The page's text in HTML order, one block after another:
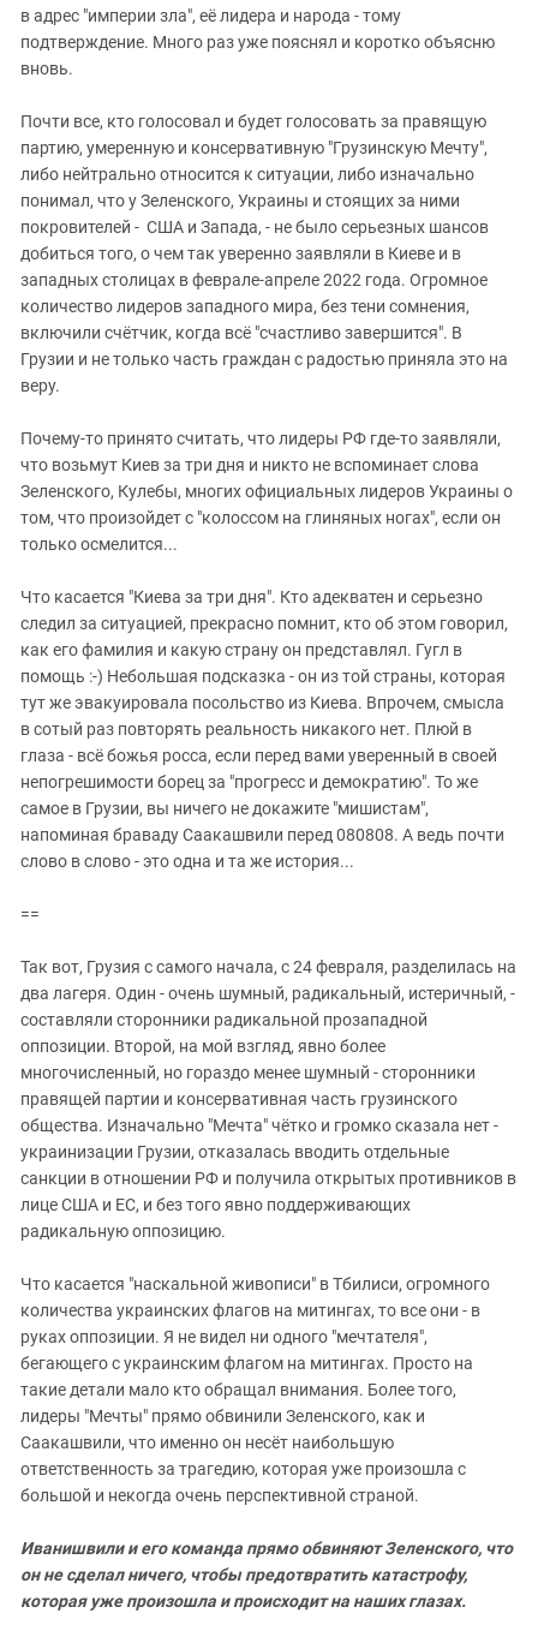
в адрес "империи зла", её лидера и народа - тому
подтверждение. Много раз уже пояснял и коротко объясню
вновь.
Почти все, кто голосовал и будет голосовать за правящую
партию, умеренную и консервативную "Грузинскую Мечту",
либо нейтрально относится к ситуации, либо изначально
понимал, что у Зеленского, Украины и стоящих за ними
покровителей - США и Запада, - не было серьезных шансов
добиться того, о чем так уверенно заявляли в Киеве и в
западных столицах в феврале-апреле 2022 года. Огромное
количество лидеров западного мира, без тени сомнения,
включили счётчик, когда всё "счастливо завершится". В
Грузии и не только часть граждан с радостью приняла это на
веру.
Почему-то принято считать, что лидеры РФ где-то заявляли,
что возьмут Киев за три дня и никто не вспоминает слова
Зеленского, Кулебы, многих официальных лидеров Украины о
том, что произойдет с "колоссом на глиняных ногах", если он
только осмелится...
Что касается "Киева за три дня". Кто адекватен и серьезно
следил за ситуацией, прекрасно помнит, кто об этом говорил,
как его фамилия и какую страну он представлял. Гугл в
помощь :-) Небольшая подсказка - он из той страны, которая
тут же эвакуировала посольство из Киева. Впрочем, смысла
в сотый раз повторять реальность никакого нет. Плюй в
глаза - всё божья росса, если перед вами уверенный в своей
непогрешимости борец за "прогресс и демократию". То же
самое в Грузии, вы ничего не докажите "мишистам",
напоминая браваду Саакашвили перед 080808. А ведь почти
слово в слово - это одна и та же история...
==
Так вот, Грузия с самого начала, с 24 февраля, разделилась на
два лагеря. Один - очень шумный, радикальный, истеричный, -
составляли сторонники радикальной прозападной
оппозиции. Второй, на мой взгляд, явно более
многочисленный, но гораздо менее шумный - сторонники
правящей партии и консервативная часть грузинского
общества. Изначально "Мечта" чётко и громко сказала нет -
украинизации Грузии, отказалась вводить отдельные
санкции в отношении РФ и получила открытых противников в
лице США и ЕС, и без того явно поддерживающих
радикальную оппозицию.
Что касается "наскальной живописи" в Тбилиси, огромного
количества украинских флагов на митингах, то все они - в
руках оппозиции. Я не видел ни одного "мечтателя",
бегающего с украинским флагом на митингах. Просто на
такие детали мало кто обращал внимания. Более того,
лидеры "Мечты" прямо обвинили Зеленского, как и
Саакашвили, что именно он несёт наибольшую
ответственность за трагедию, которая уже произошла с
большой и некогда очень перспективной страной.
Иванишвили и его команда прямо обвиняют Зеленского, что
он не сделал ничего, чтобы предотвратить катастрофу,
которая уже произошла и происходит на наших глазах.